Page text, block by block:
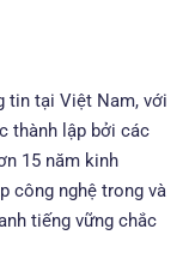
tin tại Việt Nam, với
thành lập bởi các
15 năm kinh
công nghệ trong và
tiếng vững chắc